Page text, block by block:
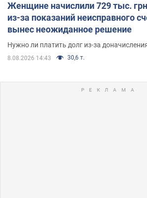
Женщине начислили 729 тыс. грн
из-за показаний неисправного
вынес неожиданное решение
Нужно ли платить долг из-за
8.08.2026 14:43 30,6 т.